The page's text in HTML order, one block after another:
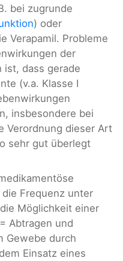
bei zugrunde
) oder
Verapamil. Probleme
der
ist, dass gerade
(v.a. Klasse I
insbesondere bei
Verordnung dieser Art
sehr gut überlegt
Frequenz unter
Möglichkeit einer
Abtragen und
Gewebe durch
Einsatz eines